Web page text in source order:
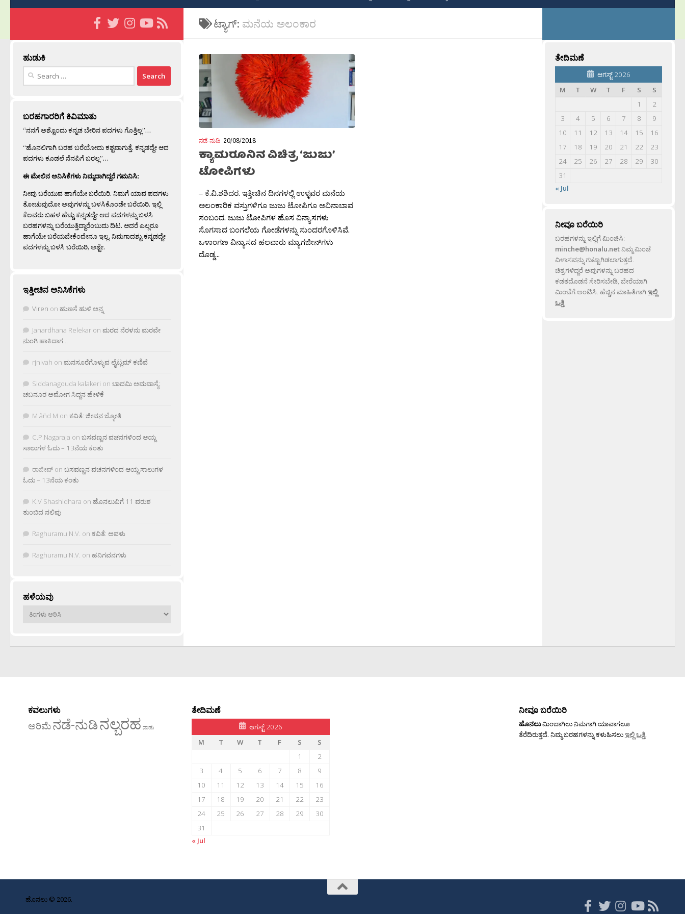
ಟ್ಯಾಗ್: ಮನೆಯ ಅಲಂಕಾರ
ನಡೆ-ನುಡಿ 20/08/2018
ಕ್ಯಾಮರೂನಿನ ವಿಚಿತ್ರ ‘ಜುಜು’
ಟೋಪಿಗಳು
– ಕೆ.ವಿ.ಶಶಿದರ. ಇತ್ತೀಚಿನ ದಿನಗಳಲ್ಲಿ ಉಳ್ಳವರ ಮನೆಯ
ಅಲಂಕಾರಿಕ ವಸ್ತುಗಳಿಗೂ ಜುಜು ಟೋಪಿಗೂ ಅವಿನಾಬಾವ
ಸಂಬಂದ. ಜುಜು ಟೋಪಿಗಳ ಹೊಸ ವಿನ್ಯಾಸಗಳು
ಸೊಗಸಾದ ಬಂಗಲೆಯ ಗೋಡೆಗಳನ್ನು ಸುಂದರಗೊಳಿಸಿವೆ.
ಒಳಾಂಗಣ ವಿನ್ಯಾಸದ ಹಲವಾರು ಮ್ಯಾಗಜೀನ್‍ಗಳು
ದೊಡ್ಡ...
ಹುಡುಕಿ
Search
ಬರಹಗಾರರಿಗೆ ಕಿವಿಮಾತು
“ನನಗೆ ಅಶ್ಟೊಂದು ಕನ್ನಡ ಬೇರಿನ ಪದಗಳು ಗೊತ್ತಿಲ್ಲ”…
“ಹೊನಲಿಗಾಗಿ ಬರಹ ಬರೆಯೋದು ಕಶ್ಟವಾಗುತ್ತೆ. ಕನ್ನಡದ್ದೇ ಆದ
ಪದಗಳು ಕೂಡಲೆ ನೆನಪಿಗೆ ಬರಲ್ಲ”…
ಈ ಮೇಲಿನ ಅನಿಸಿಕೆಗಳು ನಿಮ್ಮದಾಗಿದ್ದರೆ ಗಮನಿಸಿ:
ನೀವು ಬರೆಯುವ ಹಾಗೆಯೇ ಬರೆಯಿರಿ. ನಿಮಗೆ ಯಾವ ಪದಗಳು
ತೋಚುವುದೋ ಅವುಗಳನ್ನು ಬಳಸಿಕೊಂಡೇ ಬರೆಯಿರಿ. ಇಲ್ಲಿ
ಕೆಲವರು ಬಹಳ ಹೆಚ್ಚು ಕನ್ನಡದ್ದೇ ಆದ ಪದಗಳನ್ನು ಬಳಸಿ
ಬರಹಗಳನ್ನು ಬರೆಯುತ್ತಿದ್ದಾರೆಂಬುದು ದಿಟ. ಆದರೆ ಎಲ್ಲರೂ
ಹಾಗೆಯೇ ಬರೆಯಬೇಕೆಂದೇನೂ ಇಲ್ಲ. ನಿಮಗಾದಶ್ಟು ಕನ್ನಡದ್ದೇ
ಪದಗಳನ್ನು ಬಳಸಿ ಬರೆಯಿರಿ, ಅಶ್ಟೇ.
ಇತ್ತೀಚಿನ ಅನಿಸಿಕೆಗಳು
Viren on ಹುಣಸೆ ಹುಳಿ ಅನ್ನ
Janardhana Relekar on ಮರದ ನೆರಳನು ಮರವೇ
ನುಂಗಿ ಹಾಕಿದಾಗ…
rjnivah on ಮನಸೂರೆಗೊಳ್ಳುವ ಲೈಟ್ಲಮ್ ಕಣಿವೆ
Siddanagouda kalakeri on ಬಾದಮಿ ಅಮವಾಸ್ಯೆ:
ಚಬನೂರ ಅಮೋಗ ಸಿದ್ದನ ಹೇಳಿಕೆ
M âñd M on ಕವಿತೆ: ಜೀವನ ಜ್ಯೋತಿ
C.P.Nagaraja on ಬಸವಣ್ಣನ ವಚನಗಳಿಂದ ಆಯ್ದ
ಸಾಲುಗಳ ಓದು – 13ನೆಯ ಕಂತು
ರಾಜೀವ್ on ಬಸವಣ್ಣನ ವಚನಗಳಿಂದ ಆಯ್ದ ಸಾಲುಗಳ
ಓದು – 13ನೆಯ ಕಂತು
K.V Shashidhara on ಹೊನಲುವಿಗೆ 11 ವರುಶ
ತುಂಬಿದ ನಲಿವು
Raghuramu N.V. on ಕವಿತೆ: ಅವಳು
Raghuramu N.V. on ಹನಿಗವನಗಳು
ಹಳೆಯವು
ಹಳೆಯವು
ತೇದಿಮಣೆ
ಆಗಸ್ಟ್ 2026
M
T W T F S
S
1
2
3
4 5 6 7 8
9
10
11 12 13 14 15
16
17
18 19 20 21 22
23
24
25 26 27 28 29
30
31
« Jul
ನೀವೂ ಬರೆಯಿರಿ
ಬರಹಗಳನ್ನು ಇಲ್ಲಿಗೆ ಮಿಂಚಿಸಿ:
minche@honalu.netನಿಮ್ಮ ಮಿಂಚೆ
ವಿಳಾಸವನ್ನು ಗುಟ್ಟಾಗಿಡಲಾಗುತ್ತದೆ.
ಚಿತ್ರಗಳಿದ್ದರೆ ಅವುಗಳನ್ನು ಬರಹದ
ಕಡತದೊಡನೆ ಸೇರಿಸಬೇಡಿ, ಬೇರೆಯಾಗಿ
ಮಿಂಚೆಗೆ ಅಂಟಿಸಿ. ಹೆಚ್ಚಿನ ಮಾಹಿತಿಗಾಗಿಇಲ್ಲಿ
ಒತ್ತಿ.
ಕವಲುಗಳು
ಅರಿಮೆನಡೆ-ನುಡಿನಲ್ಬರಹ ನಾಡು
ತೇದಿಮಣೆ
ಆಗಸ್ಟ್ 2026
M
T W T F S
S
1
2
3
4 5 6 7 8
9
10
11 12 13 14 15
16
17
18 19 20 21 22
23
24
25 26 27 28 29
30
31
« Jul
ನೀವೂ ಬರೆಯಿರಿ
ಹೊನಲುಮಿಂಬಾಗಿಲು ನಿಮಗಾಗಿ ಯಾವಾಗಲೂ
ತೆರೆದಿರುತ್ತದೆ. ನಿಮ್ಮ ಬರಹಗಳನ್ನು ಕಳುಹಿಸಲುಇಲ್ಲಿ ಒತ್ತಿ.
ಹೊನಲು © 2026.